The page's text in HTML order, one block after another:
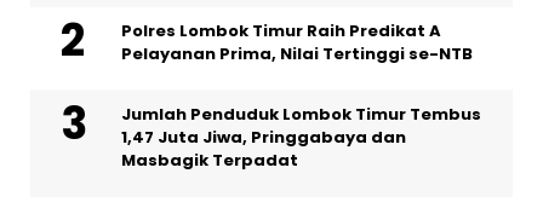
Polres Lombok Timur Raih Predikat A
Pelayanan Prima, Nilai Tertinggi se-NTB
Jumlah Penduduk Lombok Timur Tembus
1,47 Juta Jiwa, Pringgabaya dan
Masbagik Terpadat